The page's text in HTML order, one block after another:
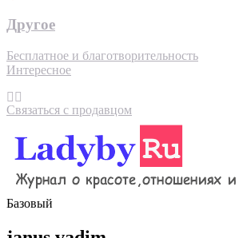
Другое
Бесплатное и благотворительность
Интересное
Связаться с продавцом
Базовый